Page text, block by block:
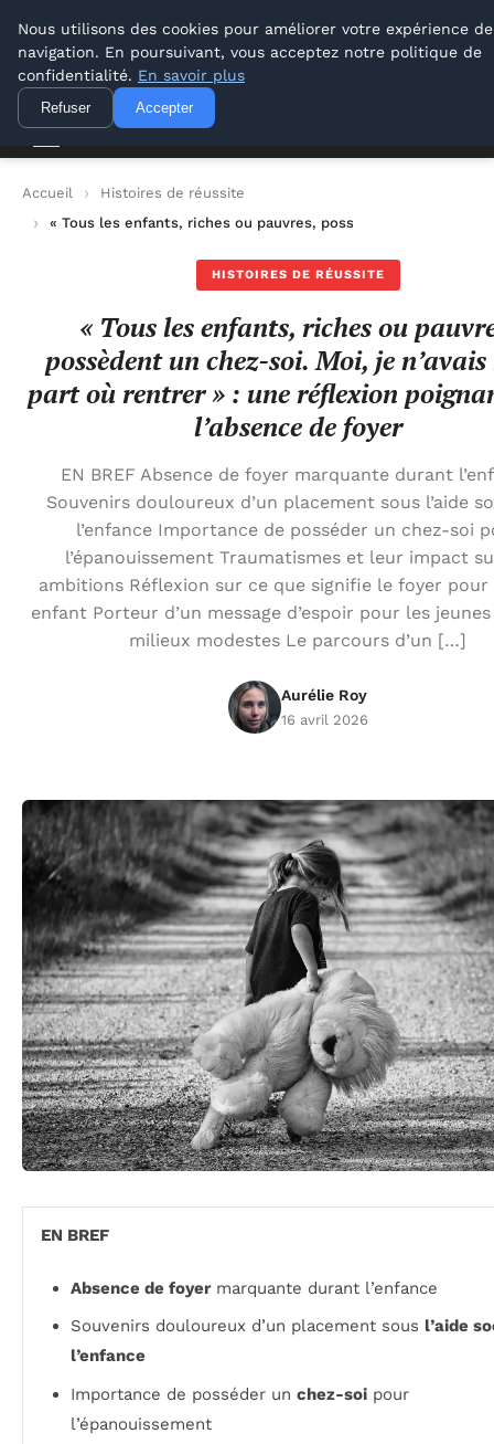
Lyon Photos
Lyon Photos
Accueil
Histoires de réussite
« Tous les enfants, riches ou pauvres, possèdent un chez-
HISTOIRES DE RÉUSSITE
« Tous les enfants, riches ou
possèdent un chez-soi. Moi, je
part où rentrer » : une réflexion
l’absence de foyer
EN BREF Absence de foyer marquante durant
Souvenirs douloureux d’un placement sous l’aide
l’enfance Importance de posséder un chez-soi
l’épanouissement Traumatismes et leur impact
ambitions Réflexion sur ce que signifie le foyer pour
enfant Porteur d’un message d’espoir pour les
milieux modestes Le parcours d’un […]
Aurélie Roy
16 avril 2026
EN BREF
Absence de foyermarquante durant l’enfance
Souvenirs douloureux d’un placement sous l’aide
l’enfance
Importance de posséder un chez-soi pour
l’épanouissement
Nous utilisons des cookies pour améliorer votre expérience de
navigation. En poursuivant, vous acceptez notre politique de
confidentialité. En savoir plus
Refuser Accepter